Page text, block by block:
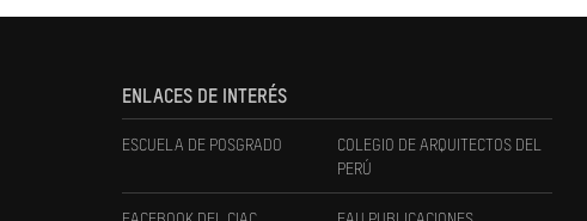
ENLACES DE INTERÉS
ESCUELA DE POSGRADO
COLEGIO DE ARQUITECTOS DEL
PERÚ